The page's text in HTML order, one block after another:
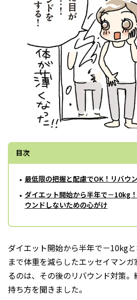
目次
最低限の把握と配慮でOK！リバウ
ダイエット開始から半年で－10kg
ウンドしないための心がけ
ダイエット開始から半年で－10kg
まで体重を減らしたエッセイマン
るのは、その後のリバウンド対策
持ち方を聞きました。